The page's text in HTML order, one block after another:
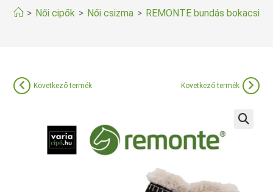
> Női cipők > Női csizma > REMONTE bundás
Következő termék Következő termék